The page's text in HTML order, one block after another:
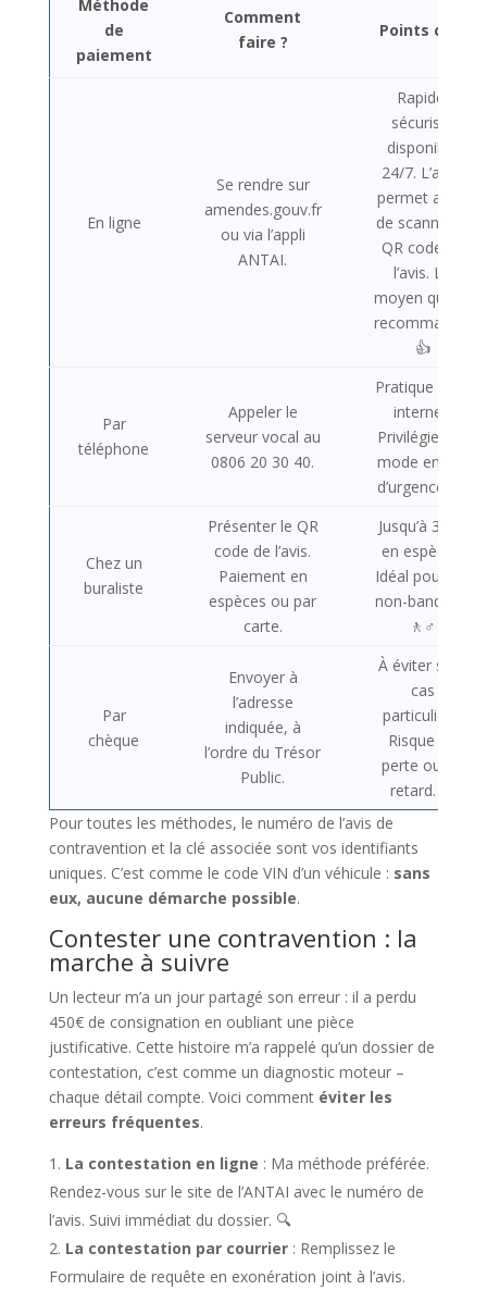
Méthode
de
paiement
Comment
faire ?
Points clés
En ligne
Se rendre sur
amendes.gouv.fr
ou via l’appli
ANTAI.
Rapide,
sécurisé,
disponible
24/7. L’appli
permet aussi
de scanner le
QR code de
l’avis. Le
moyen que je
recommande.
👍
Par
téléphone
Appeler le
serveur vocal au
0806 20 30 40.
Pratique sans
internet.
Privilégiez ce
mode en cas
d’urgence. 📞
Chez un
buraliste
Présenter le QR
code de l’avis.
Paiement en
espèces ou par
carte.
Jusqu’à 300€
en espèces.
Idéal pour les
non-banqués.
🚶♂️
Par
chèque
Envoyer à
l’adresse
indiquée, à
l’ordre du Trésor
Public.
À éviter sauf
cas
particuliers.
Risque de
perte ou de
retard. 📨
Pour toutes les méthodes, le numéro de l’avis de
contravention et la clé associée sont vos identifiants
uniques. C’est comme le code VIN d’un véhicule : sans
eux, aucune démarche possible.
Contester une contravention : la
marche à suivre
Un lecteur m’a un jour partagé son erreur : il a perdu
450€ de consignation en oubliant une pièce
justificative. Cette histoire m’a rappelé qu’un dossier de
contestation, c’est comme un diagnostic moteur –
chaque détail compte. Voici comment éviter les
erreurs fréquentes.
La contestation en ligne : Ma méthode préférée.
Rendez-vous sur le site de l’ANTAI avec le numéro de
l’avis. Suivi immédiat du dossier. 🔍
La contestation par courrier: Remplissez le
Formulaire de requête en exonération joint à l’avis.